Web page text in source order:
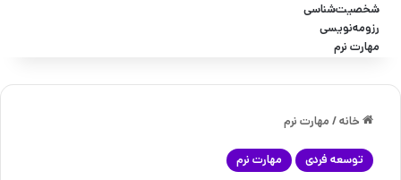
شخصیت‌شناسی
رزومه‌نویسی
مهارت نرم
خانه/ مهارت نرم
توسعه فردی مهارت نرم